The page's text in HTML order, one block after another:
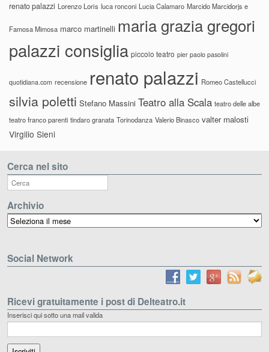
renato palazzi Lorenzo Loris luca ronconi Lucia Calamaro Marcido Marcidorjs e
Famosa Mimosa marco martinelli maria grazia gregori
palazzi consiglia piccolo teatro pier paolo pasolini
quotidiana.com recensione renato palazzi Romeo Castellucci
silvia poletti Stefano Massini Teatro alla Scala teatro delle albe
teatro franco parenti tindaro granata Torinodanza Valerio Binasco valter malosti
Virgilio Sieni
Cerca nel sito
Archivio
Archivio
Social Network
Ricevi gratuitamente i post di Delteatro.it
Inserisci qui sotto una mail valida